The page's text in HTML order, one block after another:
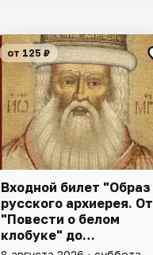
от 125 ₽
Входной билет "Образ
русского архиерея. От
"Повести о белом
клобуке" до
восстановления